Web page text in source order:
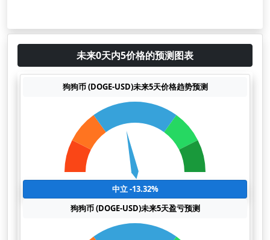
未来0天内5价格的预测图表
狗狗币 (DOGE-USD)未来5天价格趋势预测
中立 -13.32%
狗狗币 (DOGE-USD)未来5天盈亏预测